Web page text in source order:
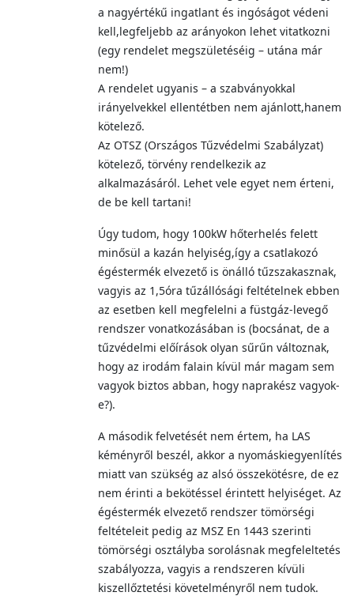
a nagyértékű ingatlant és ingóságot védeni
kell,legfeljebb az arányokon lehet vitatkozni
(egy rendelet megszületéséig – utána már
nem!)
A rendelet ugyanis – a szabványokkal
irányelvekkel ellentétben nem ajánlott,hanem
kötelező.
Az OTSZ (Országos Tűzvédelmi Szabályzat)
kötelező, törvény rendelkezik az
alkalmazásáról. Lehet vele egyet nem érteni,
de be kell tartani!
Úgy tudom, hogy 100kW hőterhelés felett
minősül a kazán helyiség,így a csatlakozó
égéstermék elvezető is önálló tűzszakasznak,
vagyis az 1,5óra tűzállósági feltételnek ebben
az esetben kell megfelelni a füstgáz-levegő
rendszer vonatkozásában is (bocsánat, de a
tűzvédelmi előírások olyan sűrűn változnak,
hogy az irodám falain kívül már magam sem
vagyok biztos abban, hogy naprakész vagyok-
e?).
A második felvetését nem értem, ha LAS
kéményről beszél, akkor a nyomáskiegyenlítés
miatt van szükség az alsó összekötésre, de ez
nem érinti a bekötéssel érintett helyiséget. Az
égéstermék elvezető rendszer tömörségi
feltételeit pedig az MSZ En 1443 szerinti
tömörségi osztályba sorolásnak megfeleltetés
szabályozza, vagyis a rendszeren kívüli
kiszellőztetési követelményről nem tudok.